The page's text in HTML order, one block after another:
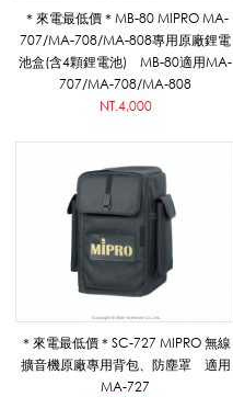
池
W
＊來電最低價＊MB-80 MIPRO MA-
707/MA-708/MA-808專用原廠鋰電
池盒(含4顆鋰電池) MB-80適用MA-
707/MA-708/MA-808
NT.4,000
＊來電最低價＊SC-727 MIPRO 無線
擴音機原廠專用背包、防塵罩 適用
MA-727